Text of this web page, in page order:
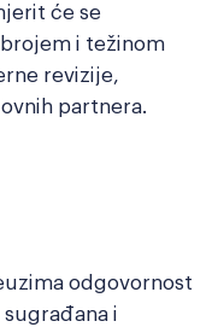
će se
i težinom
revizije,
partnera.
odgovornost
i